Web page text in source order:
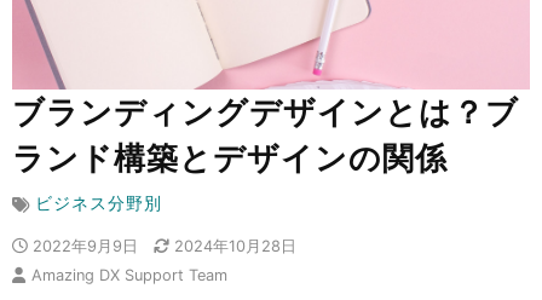
ブランディングデザインとは？ブ
ランド構築とデザインの関係
ビジネス分野別
2022年9月9日
2024年10月28日
Amazing DX Support Team